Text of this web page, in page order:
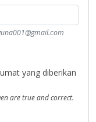
yang diberikan
are true and correct.